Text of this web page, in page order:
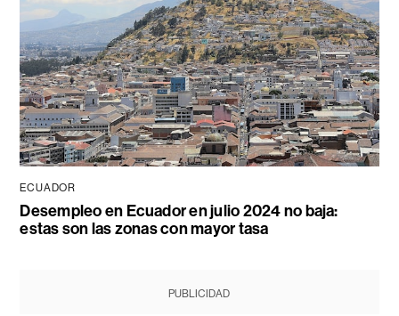
ECUADOR
Desempleo en Ecuador en julio 2024 no baja:
estas son las zonas con mayor tasa
PUBLICIDAD